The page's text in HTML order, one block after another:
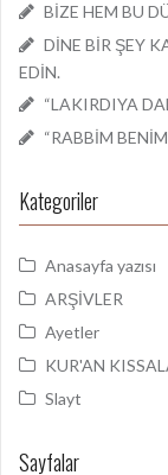
BİZE HEM BU
DİNE BİR ŞEY
EDİN.
“LAKIRDIYA
“RABBİM
Kategoriler
Anasayfa yazısı
ARŞİVLER
Ayetler
KUR'AN
Slayt
Sayfalar